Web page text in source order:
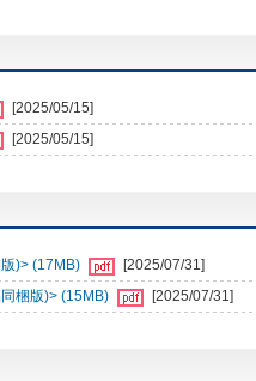
[2025/05/15]
[2025/05/15]
)> (17MB)
[2025/07/31]
梱版)> (15MB)
[2025/07/31]